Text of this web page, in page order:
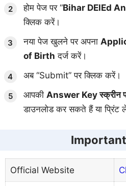
होम पेज पर “Bihar DElEd
क्लिक करें।
नया पेज खुलने पर अपना
of Birth दर्ज करें।
अब “Submit” पर क्लिक करें।
आपकी Answer Key स्क्रीन
डाउनलोड कर सकते हैं या प्रिंट
Official Website